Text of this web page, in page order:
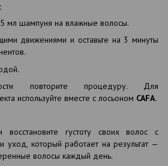
мл шампуня на влажные волосы.
движениями и оставьте на 3 минуты
повторите процедуру. Для
используйте вместе с лосьоном CAFA.
густоту своих волос с
уход, который работает на результат —
волосы каждый день.